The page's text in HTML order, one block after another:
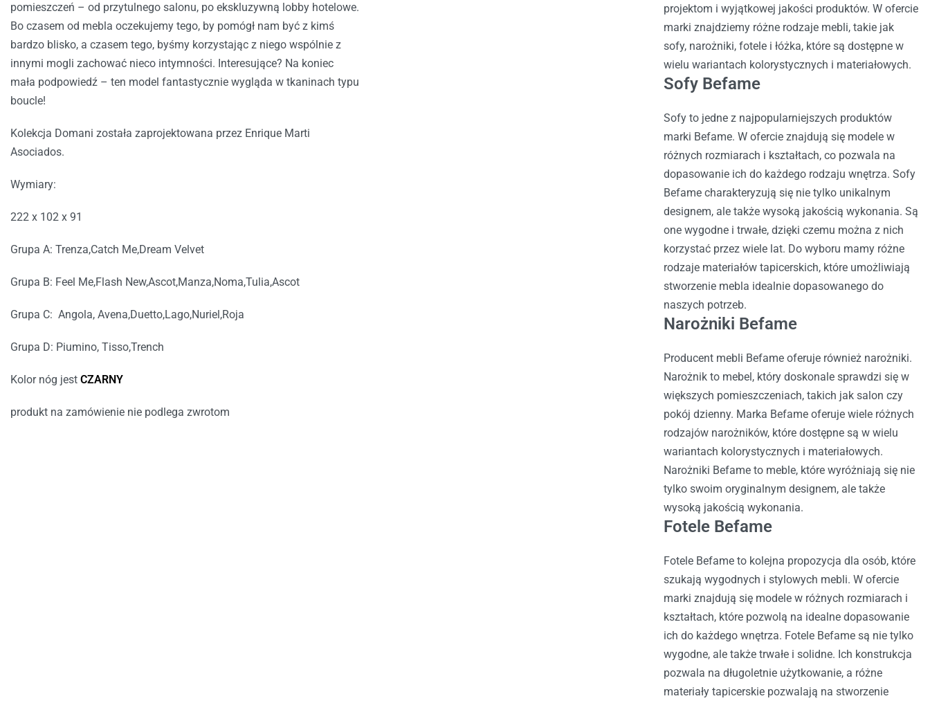
pomieszczeń – od przytulnego salonu, po ekskluzywną lobby hotelowe.
Bo czasem od mebla oczekujemy tego, by pomógł nam być z kimś
bardzo blisko, a czasem tego, byśmy korzystając z niego wspólnie z
innymi mogli zachować nieco intymności. Interesujące? Na koniec
mała podpowiedź – ten model fantastycznie wygląda w tkaninach typu
boucle!
Kolekcja Domani została zaprojektowana przez Enrique Marti
Asociados.
Wymiary:
222 x 102 x 91
Grupa A: Trenza,Catch Me,Dream Velvet
Grupa B: Feel Me,Flash New,Ascot,Manza,Noma,Tulia,Ascot
Grupa C: Angola, Avena,Duetto,Lago,Nuriel,Roja
Grupa D: Piumino, Tisso,Trench
Kolor nóg jest CZARNY
produkt na zamówienie nie podlega zwrotom
projektom i wyjątkowej jakości produktów. W ofercie
marki znajdziemy różne rodzaje mebli, takie jak
sofy, narożniki, fotele i łóżka, które są dostępne w
wielu wariantach kolorystycznych i materiałowych.
Sofy Befame
Sofy to jedne z najpopularniejszych produktów
marki Befame. W ofercie znajdują się modele w
różnych rozmiarach i kształtach, co pozwala na
dopasowanie ich do każdego rodzaju wnętrza. Sofy
Befame charakteryzują się nie tylko unikalnym
designem, ale także wysoką jakością wykonania. Są
one wygodne i trwałe, dzięki czemu można z nich
korzystać przez wiele lat. Do wyboru mamy różne
rodzaje materiałów tapicerskich, które umożliwiają
stworzenie mebla idealnie dopasowanego do
naszych potrzeb.
Narożniki Befame
Producent mebli Befame oferuje również narożniki.
Narożnik to mebel, który doskonale sprawdzi się w
większych pomieszczeniach, takich jak salon czy
pokój dzienny. Marka Befame oferuje wiele różnych
rodzajów narożników, które dostępne są w wielu
wariantach kolorystycznych i materiałowych.
Narożniki Befame to meble, które wyróżniają się nie
tylko swoim oryginalnym designem, ale także
wysoką jakością wykonania.
Fotele Befame
Fotele Befame to kolejna propozycja dla osób, które
szukają wygodnych i stylowych mebli. W ofercie
marki znajdują się modele w różnych rozmiarach i
kształtach, które pozwolą na idealne dopasowanie
ich do każdego wnętrza. Fotele Befame są nie tylko
wygodne, ale także trwałe i solidne. Ich konstrukcja
pozwala na długoletnie użytkowanie, a różne
materiały tapicerskie pozwalają na stworzenie